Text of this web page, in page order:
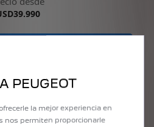
PEUGEOT
la mejor experiencia en
nos permiten proporcionarle